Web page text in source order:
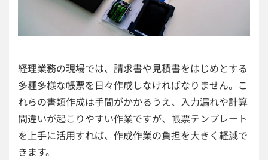
経理業務の現場では、請求書や見積書をはじめとする
多種多様な帳票を日々作成しなければなりません。こ
れらの書類作成は手間がかかるうえ、入力漏れや計算
間違いが起こりやすい作業ですが、帳票テンプレート
を上手に活用すれば、作成作業の負担を大きく軽減で
きます。